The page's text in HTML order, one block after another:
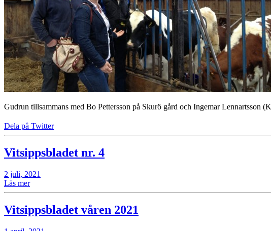
Gudrun tillsammans med Bo Pettersson på Skurö gård och Ingemar Lennartsson
Dela på Twitter
Vitsippsbladet nr. 4
2 juli, 2021
Läs mer
Vitsippsbladet våren 2021